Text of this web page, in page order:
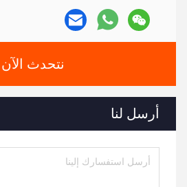
نتحدث الآن
أرسل لنا